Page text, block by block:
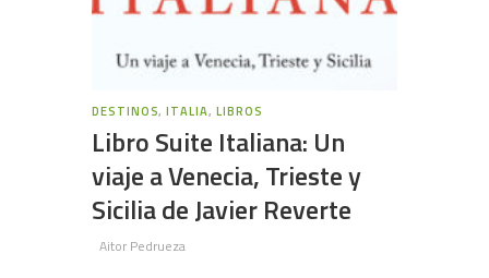
DESTINOS,ITALIA, LIBROS
Libro Suite Italiana: Un
viaje a Venecia, Trieste y
Sicilia de Javier Reverte
Aitor Pedrueza